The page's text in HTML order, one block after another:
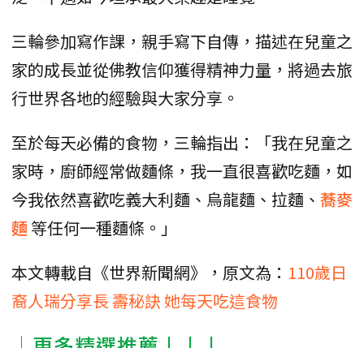
三輪參加寫作課，親手寫下自傳，描述在兒童之
家的成長並從佛教信仰獲得精神力量，將過去旅
行世界各地的經驗與大家分享。
至於每天必備的食物，三輪指出：「我在兒童之
家時，廚師經常做麵條，我一直很喜歡吃麵，如
今我依然喜歡吃義大利麵、烏龍麵、拉麵、 蕎麥
麵 等任何一種麵條。」
本文轉載自《世界新聞網》，原文為： 110歲日
裔人瑞分享長 壽秘訣 她每天吃這食物